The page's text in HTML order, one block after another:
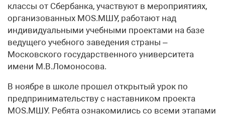
классы от Сбербанка, участвуют в мероприятиях,
организованных MOS.МШУ, работают над
индивидуальными учебными проектами на базе
ведущего учебного заведения страны –
Московского государственного университета
имени М.В.Ломоносова.
В ноябре в школе прошел открытый урок по
предпринимательству с наставником проекта
MOS.МШУ. Ребята ознакомились со всеми этапами